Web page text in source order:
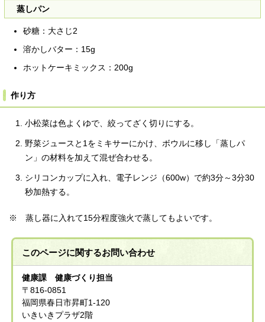
蒸しパン
砂糖：大さじ2
溶かしバター：15g
ホットケーキミックス：200g
作り方
小松菜は色よくゆで、絞ってざく切りにする。
野菜ジュースと1をミキサーにかけ、ボウルに移し「蒸しパ
ン」の材料を加えて混ぜ合わせる。
シリコンカップに入れ、電子レンジ（600w）で約3分～3分30
秒加熱する。
※ 蒸し器に入れて15分程度強火で蒸してもよいです。
このページに関するお問い合わせ
健康課 健康づくり担当
〒816-0851
福岡県春日市昇町1-120
いきいきプラザ2階